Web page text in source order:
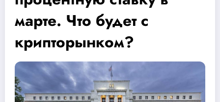
марте. Что будет с
крипторынком?